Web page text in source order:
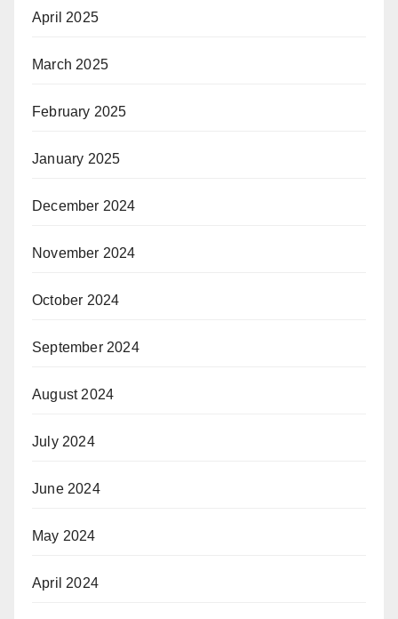
April 2025
March 2025
February 2025
January 2025
December 2024
November 2024
October 2024
September 2024
August 2024
July 2024
June 2024
May 2024
April 2024